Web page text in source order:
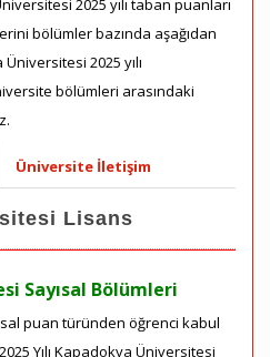
2025 yılı taban puanları
bölümler bazında aşağıdan
2025 yılı
bölümleri arasındaki
Üniversite İletişim
Lisans
Sayısal Bölümleri
puan türünden öğrenci kabul
Yılı Kapadokya Üniversitesi